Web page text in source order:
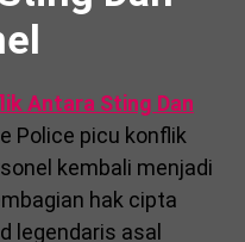
Antara Sting Dan
Police picu konflik
kembali menjadi
hak cipta
legendaris asal